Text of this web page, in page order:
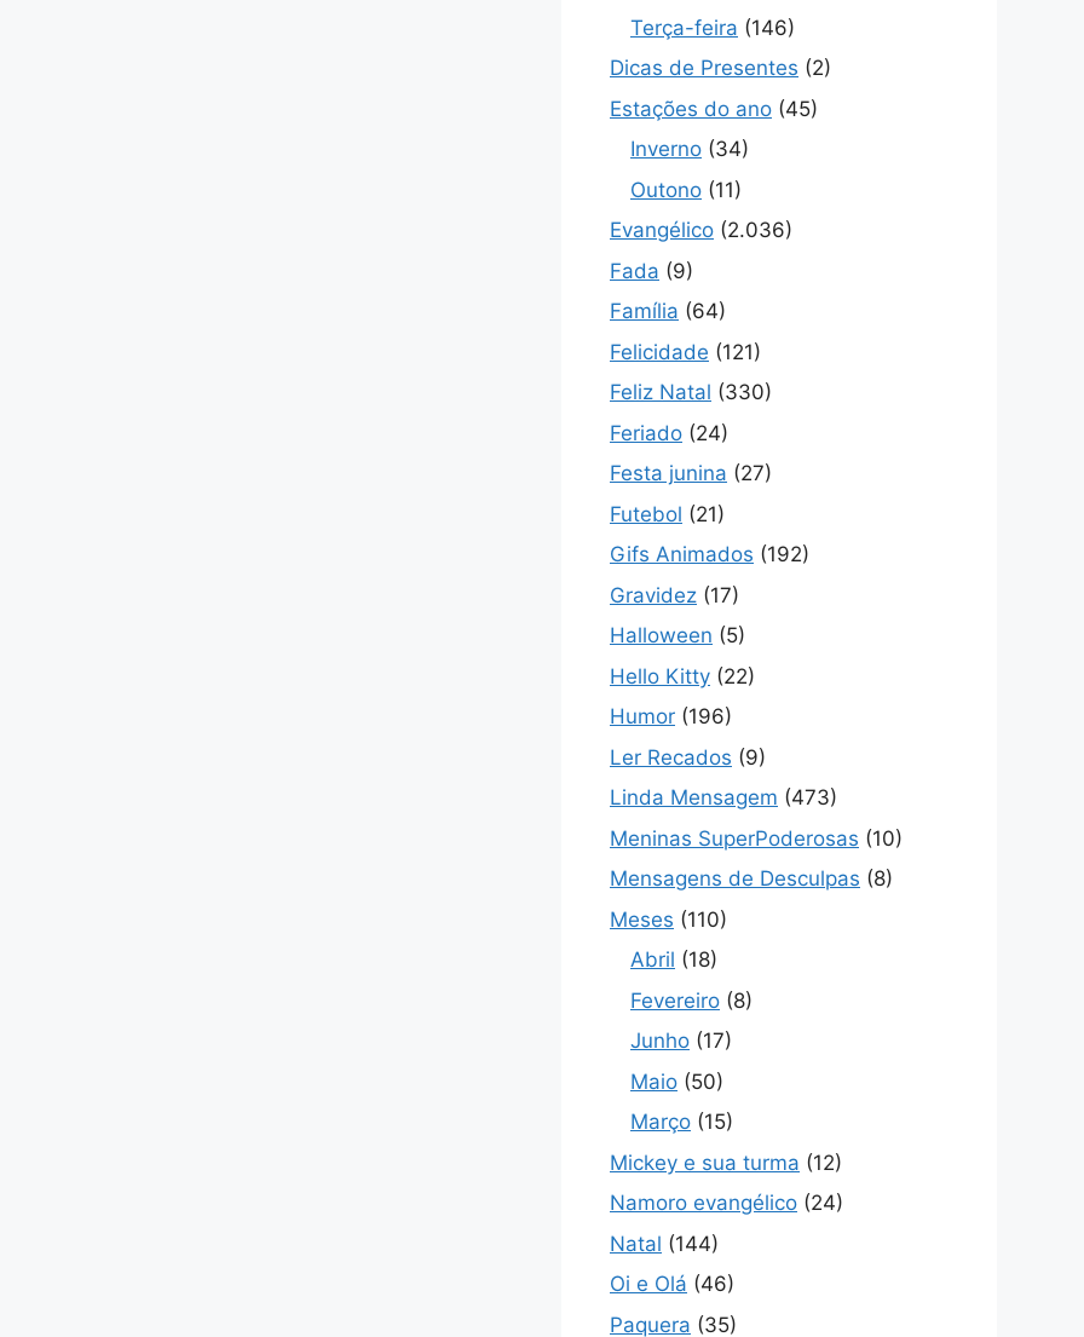
Terça-feira (146)
Dicas de Presentes (2)
Estações do ano (45)
Inverno (34)
Outono (11)
Evangélico (2.036)
Fada (9)
Família (64)
Felicidade (121)
Feliz Natal (330)
Feriado (24)
Festa junina (27)
Futebol (21)
Gifs Animados (192)
Gravidez (17)
Halloween (5)
Hello Kitty (22)
Humor (196)
Ler Recados (9)
Linda Mensagem (473)
Meninas SuperPoderosas (10)
Mensagens de Desculpas (8)
Meses (110)
Abril (18)
Fevereiro (8)
Junho (17)
Maio (50)
Março (15)
Mickey e sua turma (12)
Namoro evangélico (24)
Natal (144)
Oi e Olá (46)
Paquera (35)